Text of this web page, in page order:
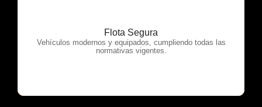
Flota Segura
Vehículos modernos y equipados, cumpliendo todas las
normativas vigentes.
OTP Servicios